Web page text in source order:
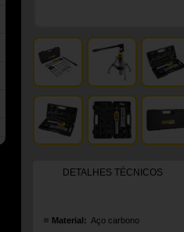
DETALHES TÉCNICOS
Material: Aço carbono